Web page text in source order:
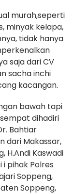
murah,seperti
minyak kelapa,
tidak hanya
saja dari CV
sacha inchi
kacangan.
bawah tapi
dihadiri
Bahtiar
dari Makassar,
H.Andi Kaswadi
i pihak Polres
Soppeng,
Soppeng,